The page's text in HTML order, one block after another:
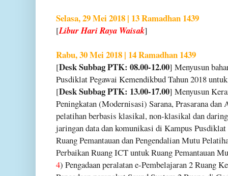
Selasa, 29 Mei 2018 | 13 Ramadhan 1439
[Libur Hari Raya Waisak]
Rabu, 30 Mei 2018 | 14 Ramadhan 1439
[Desk Subbag PTK: 08.00-12.00] Menyusun
Pusdiklat Pegawai Kemendikbud Tahun 2018
[Desk Subbag PTK: 13.00-17.00] Menyusun
Peningkatan (Modernisasi) Sarana, Prasarana
pelatihan berbasis klasikal, non-klasikal dan
jaringan data dan komunikasi di Kampus
Ruang Pemantauan dan Pengendalian Mutu
Perbaikan Ruang ICT untuk Ruang Pemantauan
4) Pengadaan peralatan e-Pembelajaran 2 Ruang